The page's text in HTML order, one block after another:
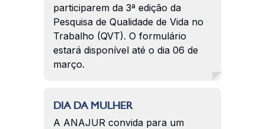
participarem da 3ª edição da
Pesquisa de Qualidade de Vida no
Trabalho (QVT). O formulário
estará disponível até o dia 06 de
março.
DIA DA MULHER
A ANAJUR convida para um